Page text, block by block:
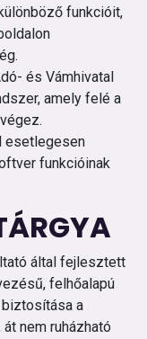
funkcióit,
és Vámhivatal
amely felé a
esetlegesen
funkcióinak
által fejlesztett
felhőalapú
a
nem ruházható